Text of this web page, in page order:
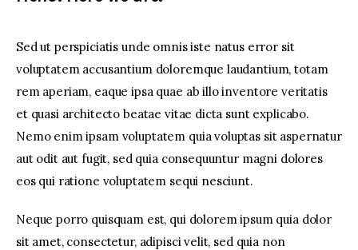
Sauces & Condiments
Desserts & Sweet Treats
facebooktwitter-
x
youtube-
1
Sed ut perspiciatis unde omnis iste natus error sit
voluptatem accusantium doloremque laudantium, totam
rem aperiam, eaque ipsa quae ab illo inventore veritatis
et quasi architecto beatae vitae dicta sunt explicabo.
Nemo enim ipsam voluptatem quia voluptas sit aspernatur
aut odit aut fugit, sed quia consequuntur magni dolores
eos qui ratione voluptatem sequi nesciunt.
Neque porro quisquam est, qui dolorem ipsum quia dolor
sit amet, consectetur, adipisci velit, sed quia non